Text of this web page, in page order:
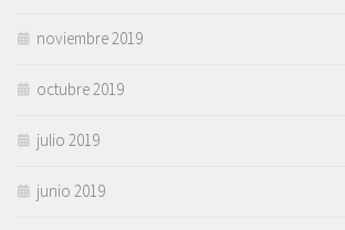
noviembre 2019
octubre 2019
julio 2019
junio 2019